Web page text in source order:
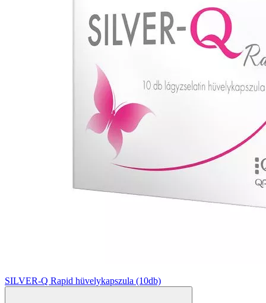
SILVER-Q Rapid hüvelykapszula (10db)